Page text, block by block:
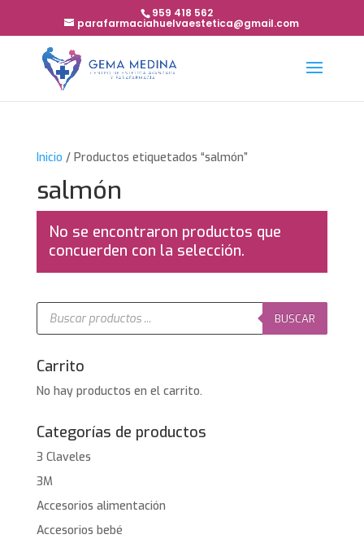
959 418 562
parafarmaciahuelvaestetica@gmail.com
Inicio / Productos etiquetados “salmón”
salmón
No se encontraron productos que
concuerden con la selección.
Búsqueda
productos
BUSCAR
Carrito
No hay productos en el carrito.
Categorías de productos
3 Claveles
3M
Accesorios alimentación
Accesorios bebé